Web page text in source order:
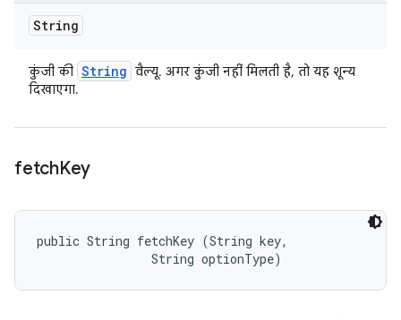
String
कुंजी की String वैल्यू. अगर कुंजी नहीं मिलती है, तो यह शून्य
दिखाएगा.
fetchKey
public String fetchKey (String key,
                String optionType)